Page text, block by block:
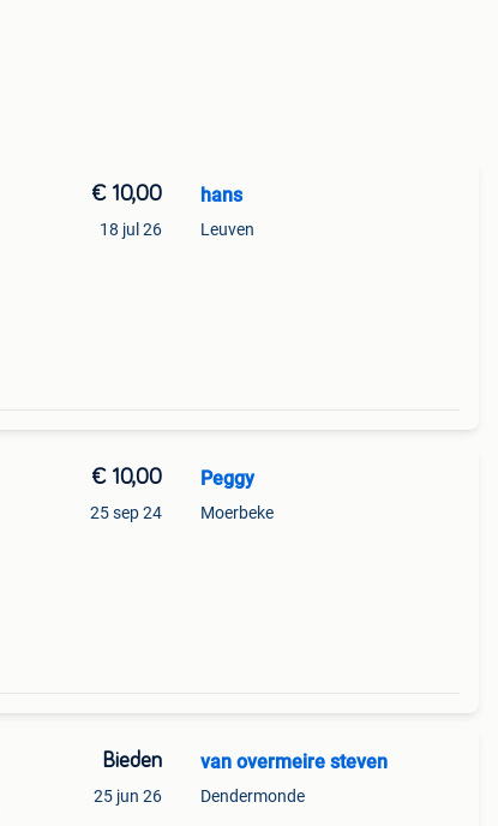
€ 10,00
18 jul 26
hans
Leuven
€ 10,00
25 sep 24
Peggy
Moerbeke
Bieden
25 jun 26
van overmeire steven
Dendermonde